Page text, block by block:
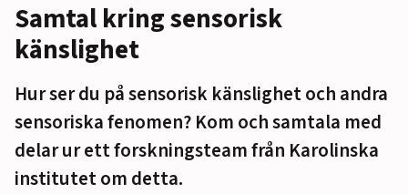
Samtal kring sensorisk
känslighet
Hur ser du på sensorisk känslighet och andra
sensoriska fenomen? Kom och samtala med
delar ur ett forskningsteam från Karolinska
institutet om detta.